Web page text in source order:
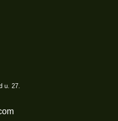
u. 27.